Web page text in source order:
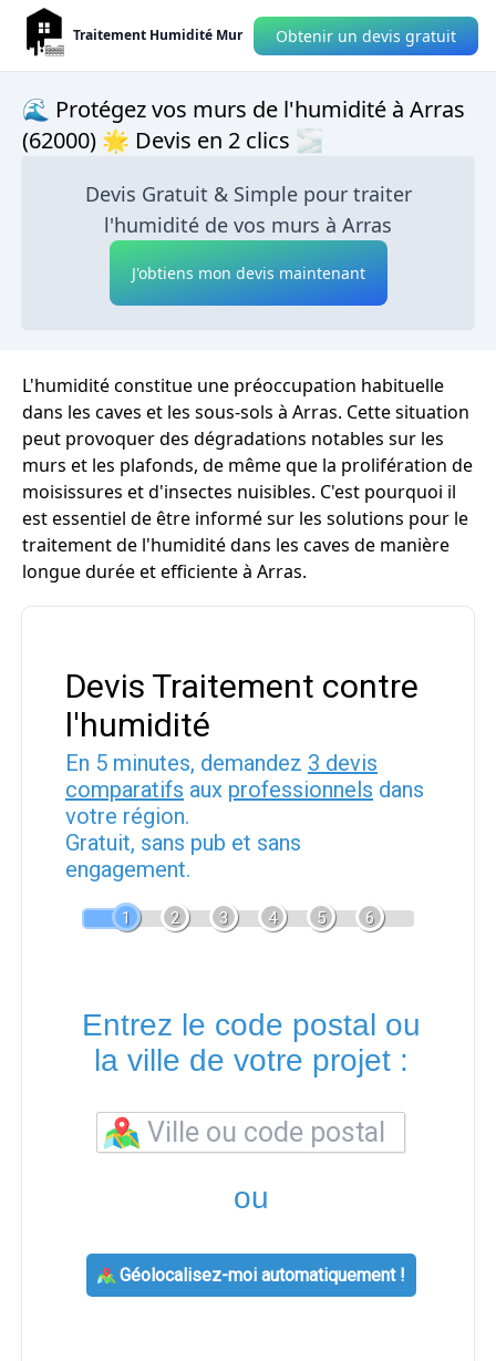
Traitement Humidité Mur Obtenir un devis gratuit
🌊 Protégez vos murs de l'humidité à Arras
(62000) 🌟 Devis en 2 clics 🌫
Devis Gratuit & Simple pour traiter
l'humidité de vos murs à Arras
J'obtiens mon devis maintenant
L'humidité constitue une préoccupation habituelle
dans les caves et les sous-sols à Arras. Cette situation
peut provoquer des dégradations notables sur les
murs et les plafonds, de même que la prolifération de
moisissures et d'insectes nuisibles. C'est pourquoi il
est essentiel de être informé sur les solutions pour le
traitement de l'humidité dans les caves de manière
longue durée et efficiente à Arras.
Devis Traitement contre
l'humidité
En 5 minutes, demandez 3 devis
comparatifs aux professionnels dans
votre région.
Gratuit, sans pub et sans
engagement.
1 2 3 4 5 6
Entrez le code postal ou
la ville de votre projet :
ou
Géolocalisez-moi automatiquement !